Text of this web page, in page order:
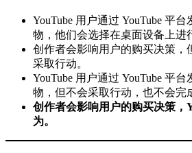
YouTube 用户通过 YouTube 平
物，他们会选择在桌面设备上进
创作者会影响用户的购买决策，
采取行动。
YouTube 用户通过 YouTube 平
物，但不会采取行动，也不会完
创作者会影响用户的购买决策，
为。